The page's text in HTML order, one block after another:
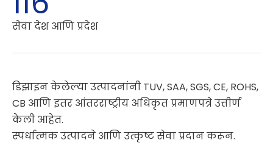
सेवा देश आणि प्रदेश
डिझाइन केलेल्या उत्पादनांनी TUV, SAA, SGS, CE, ROHS,
CB आणि इतर आंतरराष्ट्रीय अधिकृत प्रमाणपत्रे उत्तीर्ण
केली आहेत.
स्पर्धात्मक उत्पादने आणि उत्कृष्ट सेवा प्रदान करून.